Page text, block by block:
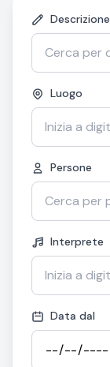
Descrizione
Luogo
Persone
Interprete
Data dal